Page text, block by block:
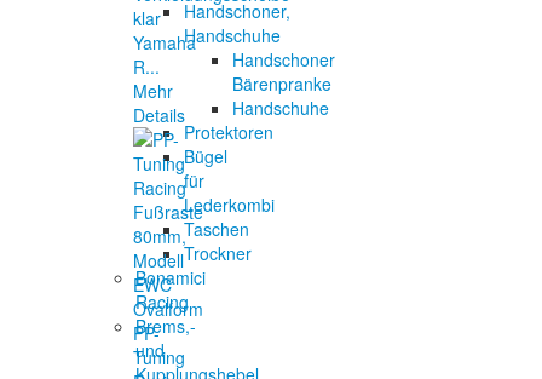
Handschoner,
Handschuhe
Handschoner
Bärenpranke
Handschuhe
Protektoren
Bügel
für
Lederkombi
Taschen
Trockner
Bonamici
Racing
Brems,-
und
Kupplungshebel
klar
Yamaha
R...
Mehr
Details
PP-
Tuning